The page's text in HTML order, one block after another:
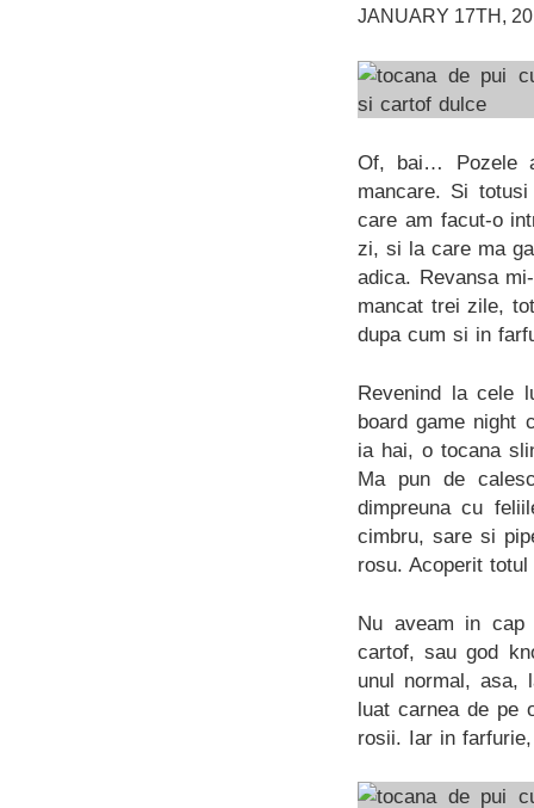
JANUARY 17TH,
Of, bai… Pozele
mancare. Si
care am facut-o
zi, si la care ma
adica. Revansa
mancat trei zile,
dupa cum si in
Revenind la cele
board game night
ia hai, o tocana
Ma pun de
dimpreuna cu
cimbru, sare si
rosu. Acoperit
Nu aveam in cap
cartof, sau god
unul normal, asa,
luat carnea de pe
rosii. Iar in